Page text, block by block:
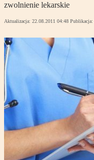
zwolnienie lekarskie
Aktualizacja: 22.08.2011 04:48 Publikacja: